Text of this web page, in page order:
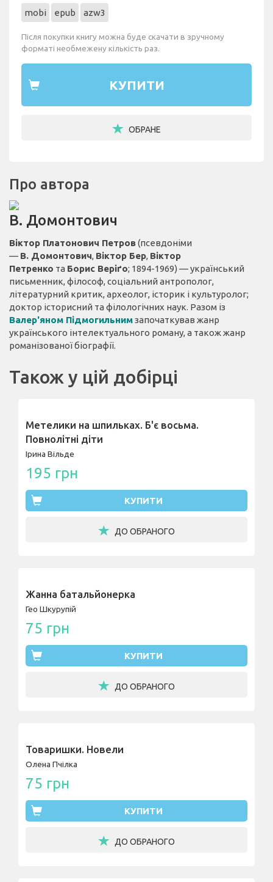
mobi epub azw3
Після покупки книгу можна буде скачати в зручному
форматі необмежену кількість раз.
КУПИТИ
ОБРАНЕ
Про автора
В. Домонтович
Віктор Платонович Петров(псевдоніми
— В. Домонтович, Віктор Бер, Віктор
Петренко та Борис Веріґо; 1894-1969) — український
письменник, філософ, соціальний антрополог,
літературний критик, археолог, історик і культуролог;
доктор історисний та філологічних наук. Разом із
Валер'яном Підмогильнимзапочаткував жанр
українського інтелектуального роману, а також жанр
романізованої біографії.
Також у цій добірці
Метелики на шпильках. Б'є восьма.
Повнолітні діти
Ірина Вільде
195 грн
КУПИТИ
ДО ОБРАНОГО
Жанна батальйонерка
Гео Шкурупій
75 грн
КУПИТИ
ДО ОБРАНОГО
Товаришки. Новели
Олена Пчілка
75 грн
КУПИТИ
ДО ОБРАНОГО